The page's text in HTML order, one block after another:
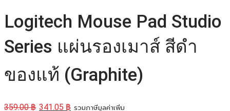
Logitech Mouse Pad Studio
Series แผ่นรองเมาส์ สีดำ
ของแท้ (Graphite)
359.00฿ 341.05 ฿ รวมภาษีมูลค่าเพิ่ม